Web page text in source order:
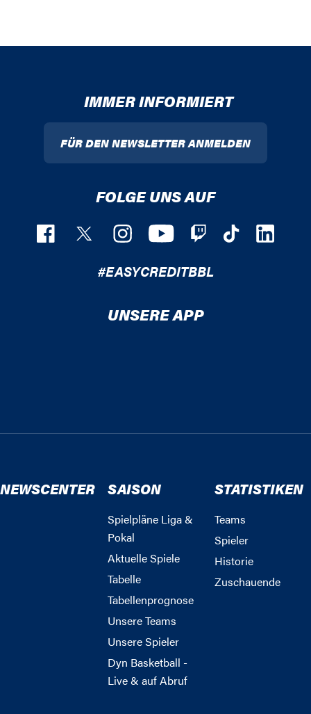
IMMER INFORMIERT
FÜR DEN NEWSLETTER ANMELDEN
FOLGE UNS AUF
#EASYCREDITBBL
UNSERE APP
NEWSCENTER SAISON
Spielpläne Liga &
Pokal
Aktuelle Spiele
Tabelle
Tabellenprognose
Unsere Teams
Unsere Spieler
Dyn Basketball -
Live & auf Abruf
STATISTIKEN
Teams
Spieler
Historie
Zuschauende